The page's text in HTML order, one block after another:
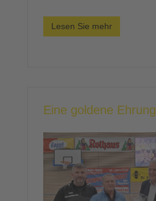
Lesen Sie mehr
Eine goldene Ehrung